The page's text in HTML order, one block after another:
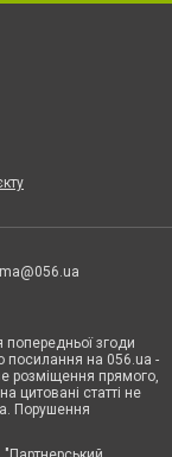
попередньої згоди
посилання на 056.ua -
розміщення прямого,
цитовані статті не
Порушення